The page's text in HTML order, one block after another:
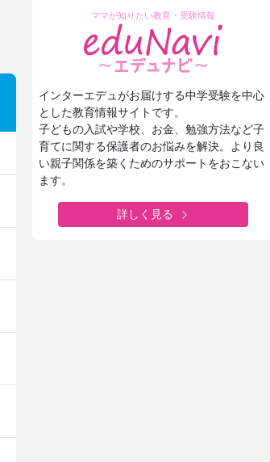
ママが知りたい教育・受験情報
インターエデュがお届けする中学受験を中心
とした教育情報サイトです。
子どもの入試や学校、お金、勉強方法など子
育てに関する保護者のお悩みを解決。より良
い親子関係を築くためのサポートをおこない
ます。
詳しく見る